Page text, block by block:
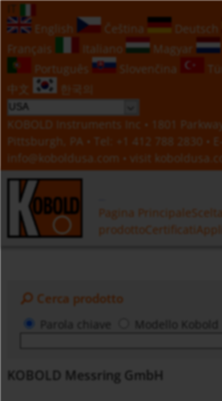
English
Čeština Deutsch
Français
Italiano Magyar
Português
Slovenčina
中文
한국의
KOBOLD Instruments Inc • 1801
Pittsburgh, PA • Tel:
+1 412 788 2830 •
info@koboldusa.com • visit
Pagina Principale
prodottoCertificati
Cerca prodotto
Modello Kobold
KOBOLD Messring GmbH